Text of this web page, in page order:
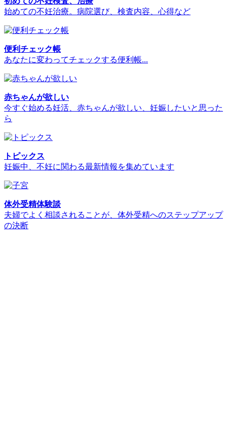
始めての不妊治療。病院選び、検査内容、心得など
便利チェック帳
あなたに変わってチェックする便利帳...
赤ちゃんが欲しい
今すぐ始める妊活、赤ちゃんが欲しい、妊娠したいと思った
ら
トピックス
妊娠中、不妊に関わる最新情報を集めています
体外受精体験談
夫婦でよく相談されることが、体外受精へのステップアップ
の決断